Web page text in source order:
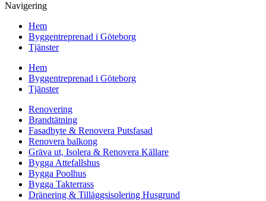
Navigering
Hem
Byggentreprenad i Göteborg
Tjänster
Hem
Byggentreprenad i Göteborg
Tjänster
Renovering
Brandtätning
Fasadbyte & Renovera Putsfasad
Renovera balkong
Gräva ut, Isolera & Renovera Källare
Bygga Attefallshus
Bygga Poolhus
Bygga Takterrass
Dränering & Tilläggsisolering Husgrund